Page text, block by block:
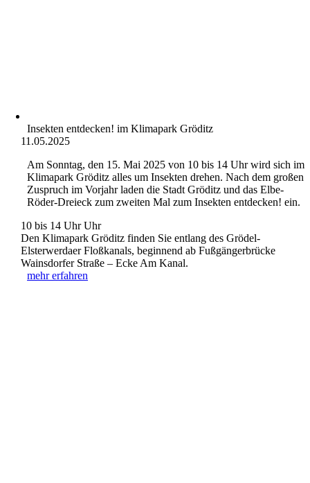
Insekten entdecken! im Klimapark Gröditz
11.05.2025
Am Sonntag, den 15. Mai 2025 von 10 bis 14 Uhr wird sich im
Klimapark Gröditz alles um Insekten drehen. Nach dem großen
Zuspruch im Vorjahr laden die Stadt Gröditz und das Elbe-
Röder-Dreieck zum zweiten Mal zum Insekten entdecken! ein.
10 bis 14 Uhr Uhr
Den Klimapark Gröditz finden Sie entlang des Grödel-
Elsterwerdaer Floßkanals, beginnend ab Fußgängerbrücke
Wainsdorfer Straße – Ecke Am Kanal.
mehr erfahren